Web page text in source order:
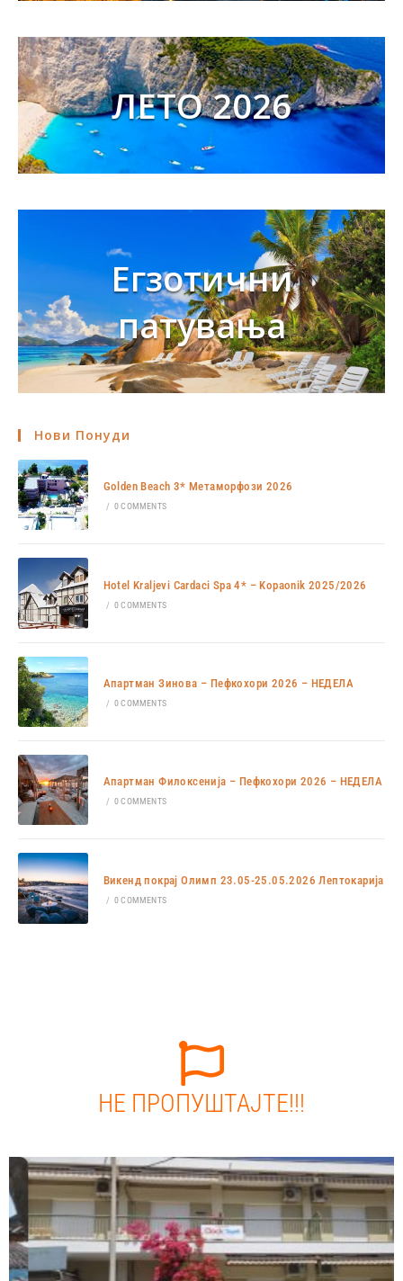
ЛЕТО 2026
Егзотични
патувања
Нови Понуди
Golden Beach 3* Метаморфози 2026
/ 0 COMMENTS
Hotel Kraljevi Cardaci Spa 4* – Kopaonik 2025/2026
/ 0 COMMENTS
Апартман Зинова – Пефкохори 2026 – НЕДЕЛА
/ 0 COMMENTS
Апартман Филоксенија – Пефкохори 2026 – НЕДЕЛА
/ 0 COMMENTS
Викенд покрај Олимп 23.05-25.05.2026 Лептокарија
/ 0 COMMENTS
НЕ ПРОПУШТАЈТЕ!!!